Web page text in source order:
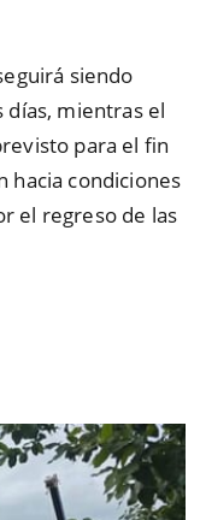
siendo
mientras el
para el fin
hacia condiciones
el regreso de las